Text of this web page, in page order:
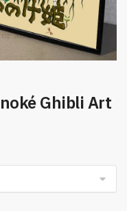
Ghibli Art